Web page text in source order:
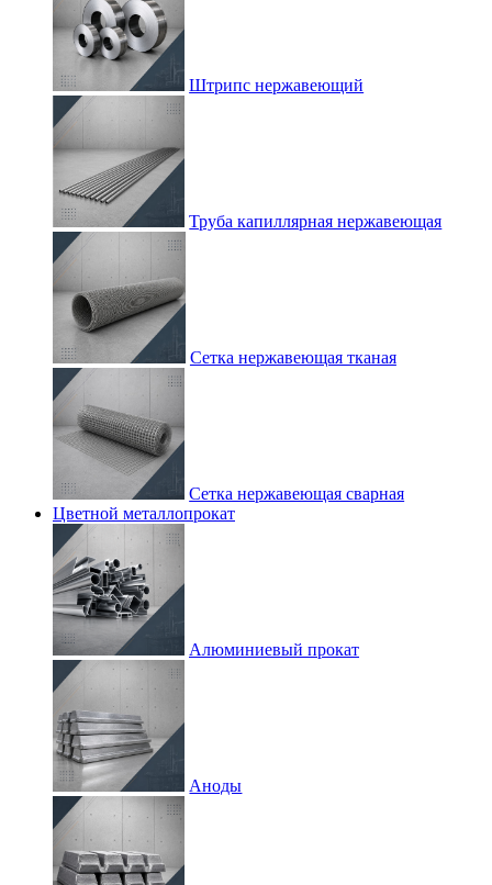
Штрипс нержавеющий
Труба капиллярная нержавеющая
Сетка нержавеющая тканая
Сетка нержавеющая сварная
Цветной металлопрокат
Алюминиевый прокат
Аноды